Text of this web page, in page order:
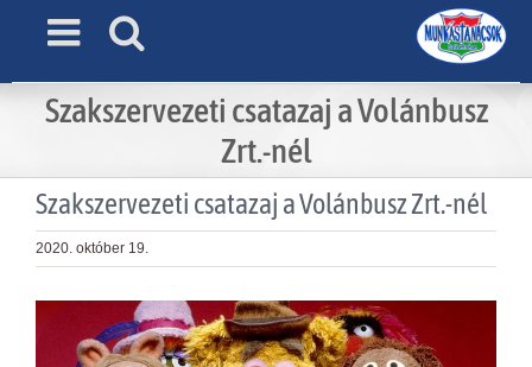
Szakszervezeti csatazaj a Volánbusz
Zrt.-nél
Szakszervezeti csatazaj a Volánbusz Zrt.-nél
2020. október 19.
View
Image